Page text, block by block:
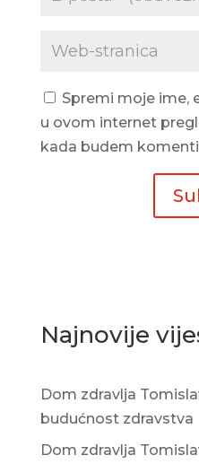
Spremi moje ime,
u ovom internet
kada budem
Najnovije
Dom zdravlja
budućnost zdravstva
Dom zdravlja